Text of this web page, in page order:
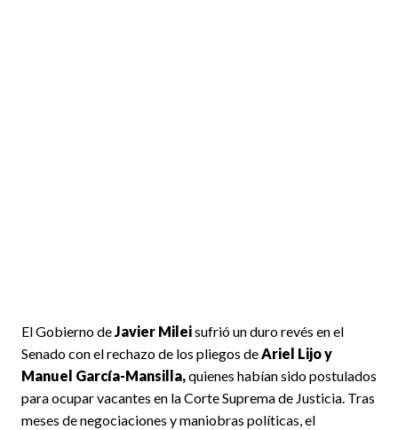
El Gobierno deJavier Mileisufrió un duro revés en el
Senado con el rechazo de los pliegos deAriel Lijo y
Manuel García-Mansilla,quienes habían sido postulados
para ocupar vacantes en la Corte Suprema de Justicia. Tras
meses de negociaciones y maniobras políticas, el